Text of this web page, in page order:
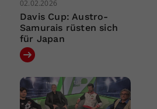
02.02.2026
Davis Cup: Austro-
Samurais rüsten sich
für Japan